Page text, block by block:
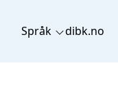
Språk dibk.no